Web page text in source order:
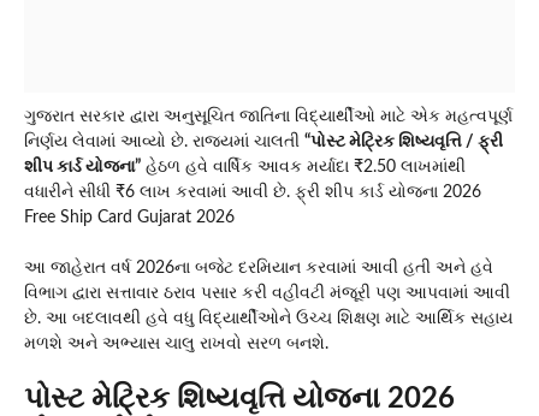
ગુજરાત સરકાર દ્વારા અનુસૂચિત જાતિના વિદ્યાર્થીઓ માટે એક મહત્વપૂર્ણ
નિર્ણય લેવામાં આવ્યો છે. રાજ્યમાં ચાલતી “પોસ્ટ મેટ્રિક શિષ્યવૃત્તિ / ફ્રી
શીપ કાર્ડ યોજના” હેઠળ હવે વાર્ષિક આવક મર્યાદા ₹2.50 લાખમાંથી
વધારીને સીધી ₹6 લાખ કરવામાં આવી છે. ફ્રી શીપ કાર્ડ યોજના 2026
Free Ship Card Gujarat 2026
આ જાહેરાત વર્ષ 2026ના બજેટ દરમિયાન કરવામાં આવી હતી અને હવે
વિભાગ દ્વારા સત્તાવાર ઠરાવ પસાર કરી વહીવટી મંજૂરી પણ આપવામાં આવી
છે. આ બદલાવથી હવે વધુ વિદ્યાર્થીઓને ઉચ્ચ શિક્ષણ માટે આર્થિક સહાય
મળશે અને અભ્યાસ ચાલુ રાખવો સરળ બનશે.
પોસ્ટ મેટ્રિક શિષ્યવૃત્તિ યોજના 2026